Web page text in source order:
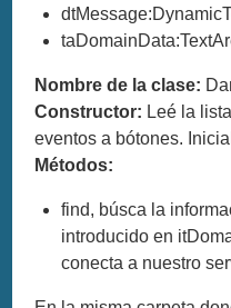
Nombre de la clase:
Constructor: Leé la
eventos a bótones.
Métodos:
find, búsca la
introducido en
conecta a nuestro